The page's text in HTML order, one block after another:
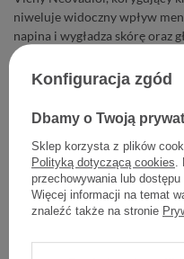
niweluje widoczny wpływ
napina i wygładza skórę oraz
102,00 zł
Cena jednostkowa 6,80 zł
- +
Konfiguracja zgód
Dbamy o Twoją
Sklep korzysta z plików
Polityką dotyczącą cookies.
przechowywania lub
Więcej informacji na temat
znaleźć także na stronie